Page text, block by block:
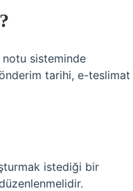
sisteminde
tarihi, e-teslimat
istediği bir